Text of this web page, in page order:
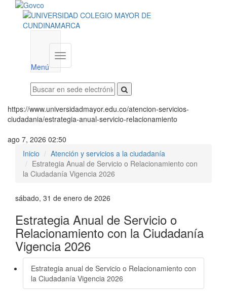
Menú
Menú
institucional
https://www.universidadmayor.edu.co/atencion-servicios-
ciudadania/estrategia-anual-servicio-relacionamiento
ago 7, 2026 02:50
Inicio
Atención y servicios a la ciudadanía
Estrategia Anual de Servicio o Relacionamiento con
la Ciudadanía Vigencia 2026
sábado, 31 de enero de 2026
Estrategia Anual de Servicio o
Relacionamiento con la Ciudadanía
Vigencia 2026
Estrategia anual de Servicio o Relacionamiento con
la Ciudadanía Vigencia 2026